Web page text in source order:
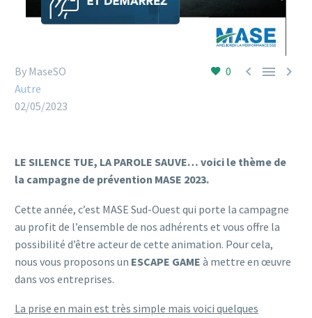
0   
By MaseSO
Autre
02/05/2023
LE SILENCE TUE, LA PAROLE SAUVE… voici le thème de
la campagne de prévention MASE 2023.
Cette année, c’est MASE Sud-Ouest qui porte la campagne
au profit de l’ensemble de nos adhérents et vous offre la
possibilité d’être acteur de cette animation. Pour cela,
nous vous proposons un ESCAPE GAME à mettre en œuvre
dans vos entreprises.
La prise en main est très simple mais voici quelques